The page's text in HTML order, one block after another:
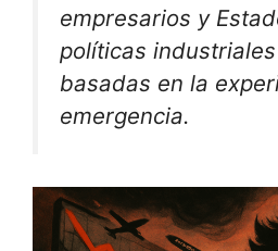
empresarios y
políticas
basadas en la
emergencia.